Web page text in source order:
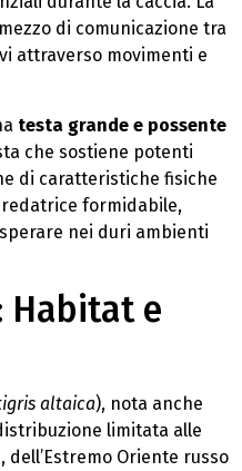
di comunicazione tra
attraverso movimenti e
testa grande e possente
che sostiene potenti
di caratteristiche fisiche
formidabile,
nei duri ambienti
Habitat e
altaica), nota anche
limitata alle
Oriente russo